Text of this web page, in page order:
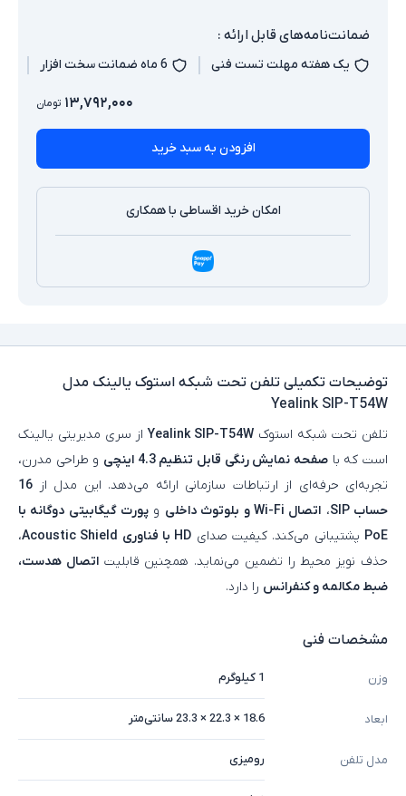
ضمانت‌نامه‌های قابل ارائه :
یک هفته مهلت تست فنی 6 ماه ضمانت سخت افزار
۱۳,۷۹۲,۰۰۰ تومان
افزودن به سبد خرید
امکان خرید اقساطی با همکاری
توضیحات تکمیلی تلفن تحت شبکه استوک یالینک مدل
Yealink SIP-T54W
تلفن تحت شبکه استوک Yealink SIP-T54Wاز سری مدیریتی یالینک
است که با صفحه‌ نمایش رنگی قابل تنظیم 4.3 اینچی
و طراحی مدرن،
تجربه‌ای حرفه‌ای از ارتباطات سازمانی ارائه می‌دهد. این مدل از 16
حساب SIP
، اتصال Wi-Fi و بلوتوث داخلی و پورت گیگابیتی دوگانه با
PoE پشتیبانی می‌کند. کیفیت صدای HD با فناوری Acoustic Shield
،
حذف نویز محیط را تضمین می‌نماید. همچنین قابلیتاتصال هدست،
ضبط مکالمه و کنفرانس را دارد.
مشخصات فنی
وزن 1 کیلوگرم
ابعاد 18.6 × 22.3 × 23.3 سانتی‌متر
مدل تلفن رومیزی